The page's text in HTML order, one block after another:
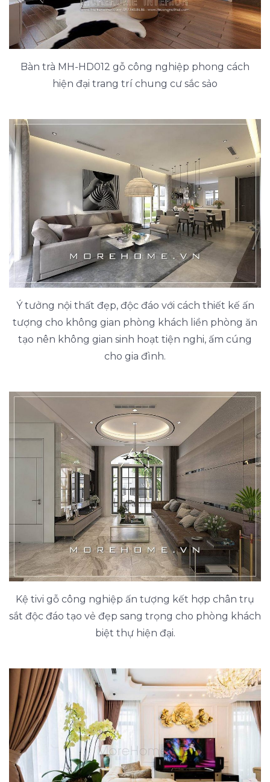
Bàn trà MH-HD012 gỗ công nghiệp phong cách
hiện đại trang trí chung cư sắc sảo
Ý tưởng nội thất đẹp, độc đáo với cách thiết kế ấn
tượng cho không gian phòng khách liền phòng ăn
tạo nên không gian sinh hoạt tiện nghi, ấm cúng
cho gia đình.
Kệ tivi gỗ công nghiệp ấn tượng kết hợp chân trụ
sắt độc đáo tạo vẻ đẹp sang trọng cho phòng khách
biệt thự hiện đại.